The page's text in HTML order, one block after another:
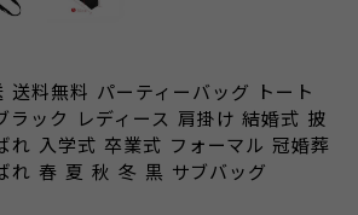
送料無料 パーティーバッグ トート
ラック レディース 肩掛け 結婚式 披
れ 入学式 卒業式 フォーマル 冠婚葬
れ 春 夏 秋 冬 黒 サブバッグ